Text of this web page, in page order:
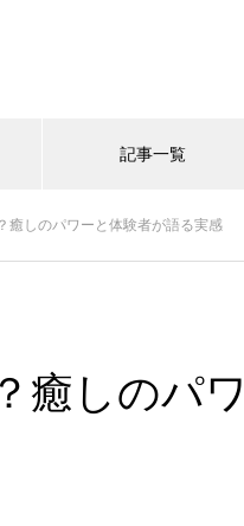
記事一覧
癒しのパワーと体験者が語る実感
癒しのパ